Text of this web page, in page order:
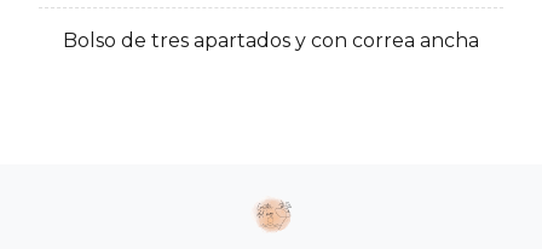
Bolso de tres apartados y con correa ancha